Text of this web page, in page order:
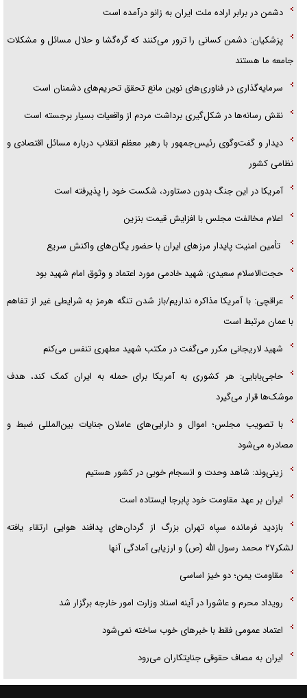
همه آقای دوربینی شده‌ایم!
قصه ناتمام سرویس مدارس
دشمن در برابر اراده ملت ایران به زانو درآمده است
پزشکیان: دشمن کسانی را ترور می‌کنند که گره‌گشا و حلال مسائل و مشکلات
جامعه ما هستند
سرمایه‌گذاری در فناوری‌های نوین مانع تحقق تحریم‌های دشمنان است
نقش رسانه‌ها در شکل‌گیری برداشت مردم از واقعیات بسیار برجسته است
دیدار و گفت‌وگوی رئیس‌جمهور با رهبر معظم انقلاب درباره مسائل اقتصادی و
نظامی کشور
آمریکا در این جنگ بدون دستاورد، شکست خود را پذیرفته است
اعلام مخالفت مجلس با افزایش قیمت بنزین
تأمین امنیت پایدار مرزهای ایران با حضور یگان‌های واکنش سریع
حجت‌الاسلام سعیدی: شهید خادمی مورد اعتماد و وثوق امام شهید بود
عراقچی: با آمریکا مذاکره نداریم/باز شدن تنگه هرمز به شرایطی غیر از تفاهم
با عمان مرتبط است
شهید لاریجانی مکرر می‌گفت در مکتب شهید مطهری تنفس می‌کنم
حاجی‌بابایی: هر کشوری به آمریکا برای حمله به ایران کمک کند، هدف
موشک‌ها قرار می‌گیرد
با تصویب مجلس؛ اموال و دارایی‌های عاملان جنایات بین‌المللی ضبط و
مصادره می‌شود
زینی‌وند: شاهد وحدت و انسجام خوبی در کشور هستیم
ایران بر عهد مقاومت خود پابرجا ایستاده است
بازدید فرمانده سپاه تهران بزرگ از گردان‌های پدافند هوایی ارتقاء یافته
لشکر۲۷ محمد رسول الله (ص) و ارزیابی آمادگی آنها
مقاومت یمن؛ دو خیز اساسی
رویداد محرم و عاشورا در آینه اسناد وزارت امور خارجه برگزار شد
اعتماد عمومی فقط با خبرهای خوب ساخته نمی‌شود
ایران به مصاف حقوقی جنایتکاران می‌رود